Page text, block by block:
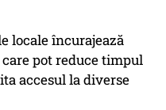
locale încurajează
pot reduce timpul
accesul la diverse